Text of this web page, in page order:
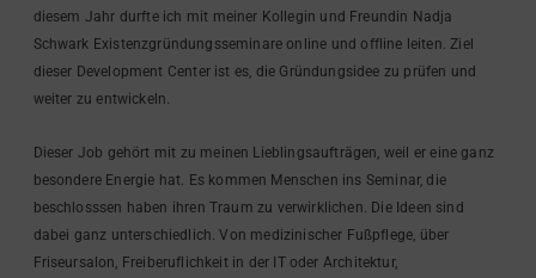
diesem Jahr durfte ich mit meiner Kollegin und Freundin Nadja
Schwark Existenzgründungsseminare online und offline leiten. Ziel
dieser Development Center ist es, die Gründungsidee zu prüfen und
weiter zu entwickeln.
Dieser Job gehört mit zu meinen Lieblingsaufträgen, weil er eine ganz
besondere Energie hat. Es kommen Menschen ins Seminar, die
beschlosssen haben ihren Traum zu verwirklichen. Die Ideen sind
dabei ganz unterschiedlich. Von medizinischer Fußpflege, über
Friseursalon, Freiberuflichkeit in der IT oder Architektur,